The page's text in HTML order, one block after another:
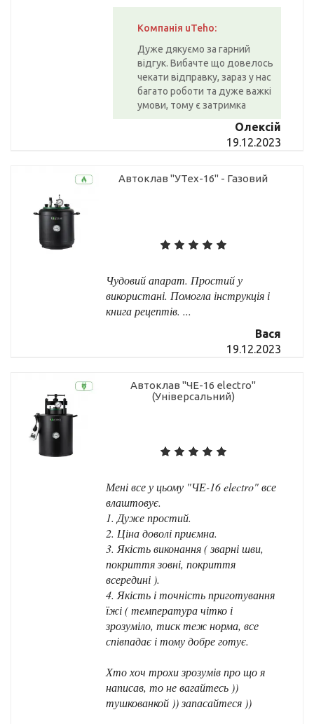
Компанія uTeho:
Дуже дякуємо за гарний
відгук. Вибачте що довелось
чекати відправку, зараз у нас
багато роботи та дуже важкі
умови, тому є затримка
Олексій
19.12.2023
Автоклав "УТех-16" - Газовий
Чудовий апарат. Простий у
використані. Помогла інструкція і
книга рецептів. ...
Вася
19.12.2023
Автоклав "ЧЕ-16 electro"
(Універсальний)
Мені все у цьому "ЧЕ-16 electro" все
влаштовує.
1. Дуже простий.
2. Ціна доволі приємна.
3. Якість виконання ( зварні шви,
покриття зовні, покриття
всередині ).
4. Якість і точність приготування
їжі ( температура чітко і
зрозуміло, тиск теж норма, все
співпадає і тому добре готує.
Хто хоч трохи зрозумів про що я
написав, то не вагайтесь ))
тушкованкой )) запасайтеся ))